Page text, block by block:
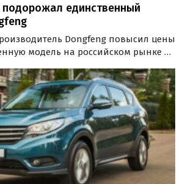
подорожал единственный
Dongfeng повысил цены
модель на российском рынке –
сразу на 200 тыс. рублей или 9,5-
«Автоновости дня».